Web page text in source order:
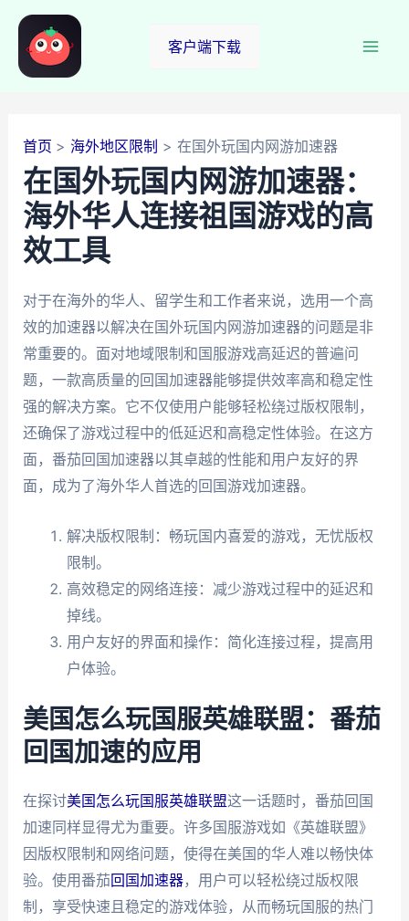
客户端下载
首页 海外地区限制 在国外玩国内网游加速器
在国外玩国内网游加速器：
海外华人连接祖国游戏的高
效工具
对于在海外的华人、留学生和工作者来说，选用一个高
效的加速器以解决在国外玩国内网游加速器的问题是非
常重要的。面对地域限制和国服游戏高延迟的普遍问
题，一款高质量的回国加速器能够提供效率高和稳定性
强的解决方案。它不仅使用户能够轻松绕过版权限制，
还确保了游戏过程中的低延迟和高稳定性体验。在这方
面，番茄回国加速器以其卓越的性能和用户友好的界
面，成为了海外华人首选的回国游戏加速器。
解决版权限制：畅玩国内喜爱的游戏，无忧版权
限制。
高效稳定的网络连接：减少游戏过程中的延迟和
掉线。
用户友好的界面和操作：简化连接过程，提高用
户体验。
美国怎么玩国服英雄联盟：番茄
回国加速的应用
在探讨美国怎么玩国服英雄联盟这一话题时，番茄回国
加速同样显得尤为重要。许多国服游戏如《英雄联盟》
因版权限制和网络问题，使得在美国的华人难以畅快体
验。使用番茄回国加速器，用户可以轻松绕过版权限
制，享受快速且稳定的游戏体验，从而畅玩国服的热门